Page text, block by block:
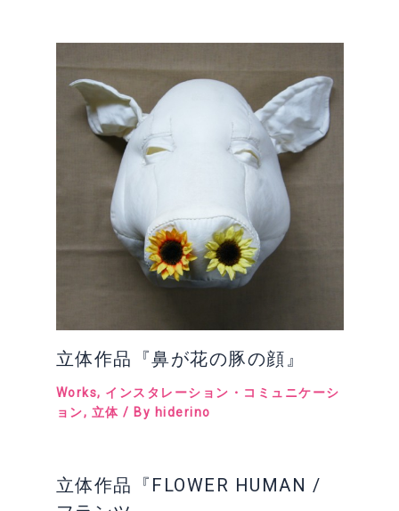
立体作品『鼻が花の豚の顔』
Works, インスタレーション・コミュニケーシ
ョン, 立体 / By hiderino
立体作品『FLOWER HUMAN /